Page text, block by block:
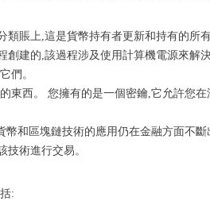
賬上,這是貨幣持有者更新和持有的所有
創建的,該過程涉及使用計算機電源來解
們。
東西。 您擁有的是一個密鑰,它允許您
幣和區塊鏈技術的應用仍在金融方面不
技術進行交易。
: